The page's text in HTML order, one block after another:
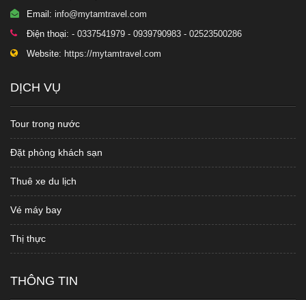
Email: info@mytamtravel.com
Điện thoại: - 0337541979 - 0939790983 - 02523500286
Website: https://mytamtravel.com
DỊCH VỤ
Tour trong nước
Đặt phòng khách sạn
Thuê xe du lịch
Vé máy bay
Thị thực
THÔNG TIN